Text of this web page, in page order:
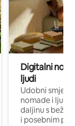
Digitalni
ljudi
Udobni
nomade i ljude
daljinu s
i posebnim